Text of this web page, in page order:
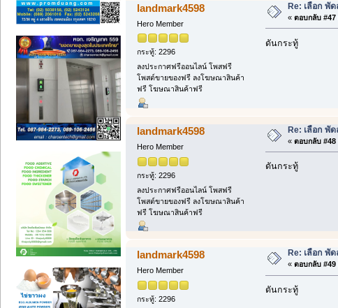
landmark4598
Hero Member
กระทู้: 2296
ลงประกาศฟรีออนไลน์ โพสฟรี
โพสต์ขายของฟรี ลงโฆษณาสินค้า
ฟรี โฆษณาสินค้าฟรี
Re: เลือก พั
« ตอบกลับ #47
ดันกระทู้
landmark4598
Hero Member
กระทู้: 2296
ลงประกาศฟรีออนไลน์ โพสฟรี
โพสต์ขายของฟรี ลงโฆษณาสินค้า
ฟรี โฆษณาสินค้าฟรี
Re: เลือก พั
« ตอบกลับ #48
ดันกระทู้
landmark4598
Hero Member
กระทู้: 2296
Re: เลือก พั
« ตอบกลับ #49
ดันกระทู้